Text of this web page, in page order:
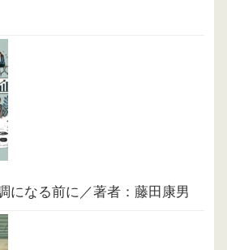
になる前に／著者：藤田康男